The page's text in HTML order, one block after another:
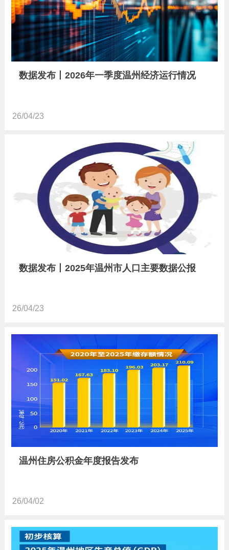
数据发布丨2026年一季度温州经济运行情况
26/04/23
数据发布丨2025年温州市人口主要数据公报
26/04/23
温州住房公积金年度报告发布
26/04/02